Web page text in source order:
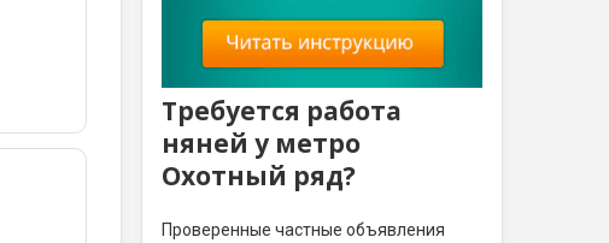
Требуется работа
няней у метро
Охотный ряд?
Проверенные частные объявления